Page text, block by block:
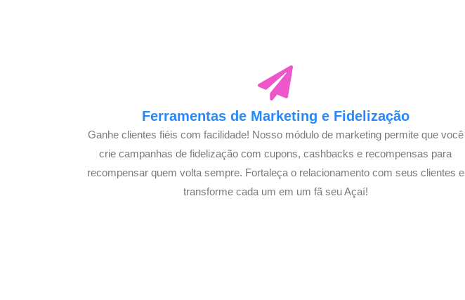
Ferramentas de Marketing e Fidelização
Ganhe clientes fiéis com facilidade! Nosso módulo de marketing permite que você
crie campanhas de fidelização com cupons, cashbacks e recompensas para
recompensar quem volta sempre. Fortaleça o relacionamento com seus clientes e
transforme cada um em um fã seu Açaí!